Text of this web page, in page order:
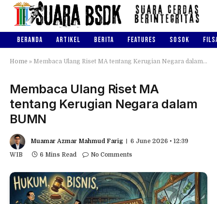
BERANDA ARTIKEL BERITA FEATURES SOSOK
Home » Membaca Ulang Riset MA tentang Kerugian Negara dalam BUMN
Membaca Ulang Riset MA
tentang Kerugian Negara dalam
BUMN
Muamar Azmar Mahmud Farig
6 June 2026 • 12:39
WIB
6 Mins Read No Comments